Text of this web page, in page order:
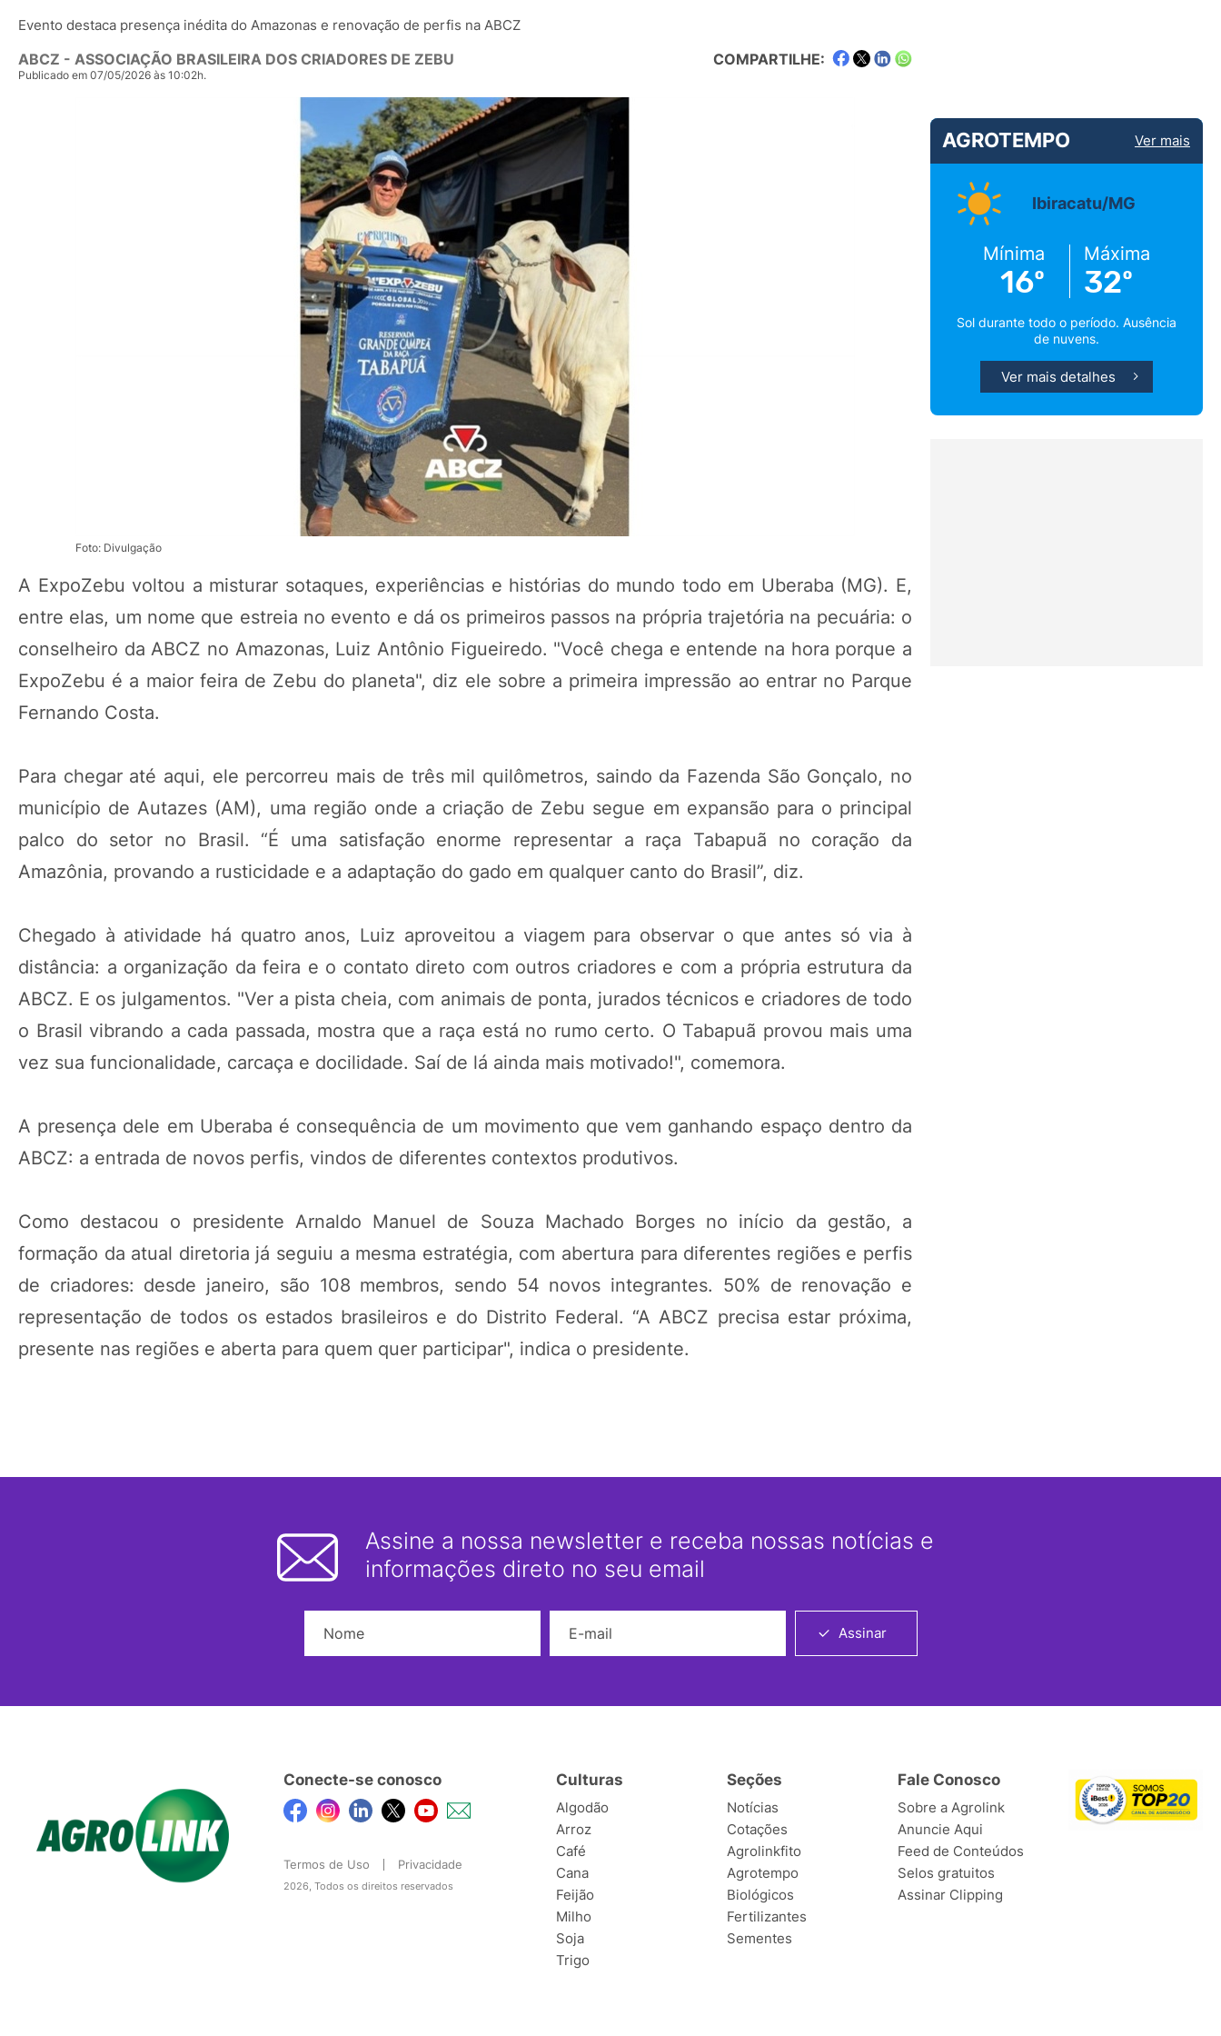
Evento destaca presença inédita do Amazonas e renovação de perfis na ABCZ
ABCZ - ASSOCIAÇÃO BRASILEIRA DOS CRIADORES DE ZEBU
Publicado em 07/05/2026 às 10:02h.
COMPARTILHE:
Foto: Divulgação
A ExpoZebu voltou a misturar sotaques, experiências e histórias do mundo todo em Uberaba (MG). E,
entre elas, um nome que estreia no evento e dá os primeiros passos na própria trajetória na pecuária: o
conselheiro da ABCZ no Amazonas, Luiz Antônio Figueiredo. "Você chega e entende na hora porque a
ExpoZebu é a maior feira de Zebu do planeta", diz ele sobre a primeira impressão ao entrar no Parque
Fernando Costa.
Para chegar até aqui, ele percorreu mais de três mil quilômetros, saindo da Fazenda São Gonçalo, no
município de Autazes (AM), uma região onde a criação de Zebu segue em expansão para o principal
palco do setor no Brasil. “É uma satisfação enorme representar a raça Tabapuã no coração da
Amazônia, provando a rusticidade e a adaptação do gado em qualquer canto do Brasil”, diz.
Chegado à atividade há quatro anos, Luiz aproveitou a viagem para observar o que antes só via à
distância: a organização da feira e o contato direto com outros criadores e com a própria estrutura da
ABCZ. E os julgamentos. "Ver a pista cheia, com animais de ponta, jurados técnicos e criadores de todo
o Brasil vibrando a cada passada, mostra que a raça está no rumo certo. O Tabapuã provou mais uma
vez sua funcionalidade, carcaça e docilidade. Saí de lá ainda mais motivado!", comemora.
A presença dele em Uberaba é consequência de um movimento que vem ganhando espaço dentro da
ABCZ: a entrada de novos perfis, vindos de diferentes contextos produtivos.
Como destacou o presidente Arnaldo Manuel de Souza Machado Borges no início da gestão, a
formação da atual diretoria já seguiu a mesma estratégia, com abertura para diferentes regiões e perfis
de criadores: desde janeiro, são 108 membros, sendo 54 novos integrantes. 50% de renovação e
representação de todos os estados brasileiros e do Distrito Federal. “A ABCZ precisa estar próxima,
presente nas regiões e aberta para quem quer participar", indica o presidente.
AGROTEMPO Ver mais
Ibiracatu/MG
Mínima
16º
Máxima
32º
Sol durante todo o período. Ausência
de nuvens.
Ver mais detalhes
Assine a nossa newsletter e receba nossas notícias e
informações direto no seu email
Assinar
Conecte-se conosco
Termos de Uso Privacidade
2026, Todos os direitos reservados
Culturas
Algodão
Arroz
Café
Cana
Feijão
Milho
Soja
Trigo
Seções
Notícias
Cotações
Agrolinkfito
Agrotempo
Biológicos
Fertilizantes
Sementes
Fale Conosco
Sobre a Agrolink
Anuncie Aqui
Feed de Conteúdos
Selos gratuitos
Assinar Clipping